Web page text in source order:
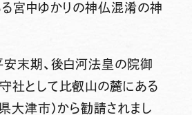
宮中ゆかりの神仏混淆の神
末期、 後白河法皇の院御
社として比叡山の麓にある
大津市）から勧請されまし